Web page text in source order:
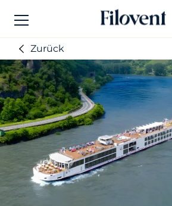
Zurück